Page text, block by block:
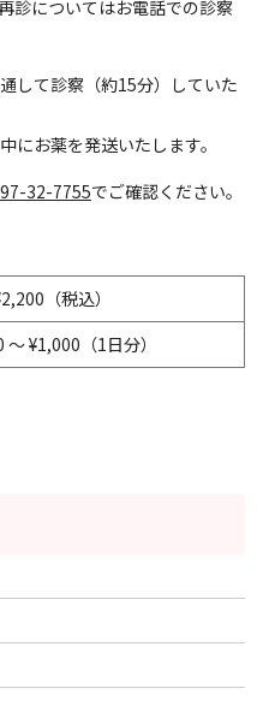
診についてはお電話での診察
して診察（約15分）していた
にお薬を発送いたします。
32-7755でご確認ください。
（税込）
～ ¥1,000（1日分）